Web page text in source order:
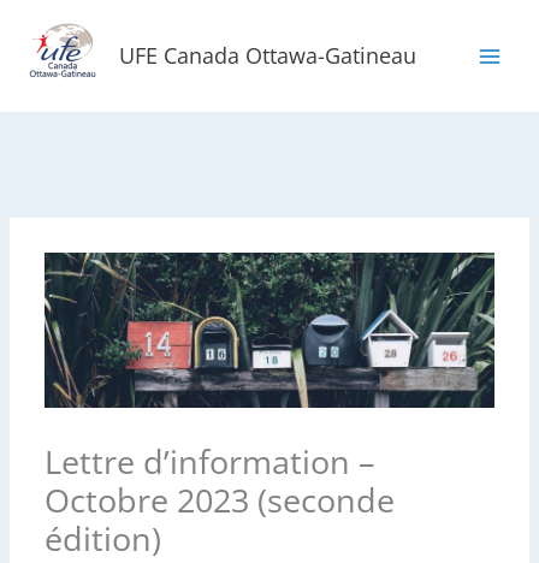
contenu
UFE Canada Ottawa-Gatineau
Lettre d’information –
Octobre 2023 (seconde
édition)